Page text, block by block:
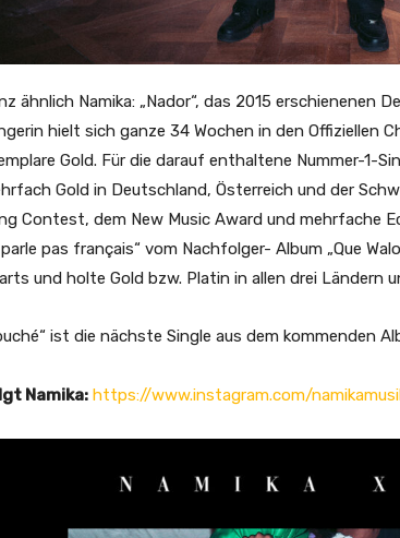
ähnlich Namika: „Nador“, das 2015 erschienenen
hielt sich ganze 34 Wochen in den Offiziellen
Gold. Für die darauf enthaltene Nummer-1-
Gold in Deutschland, Österreich und der
Contest, dem New Music Award und mehrfache
pas français“ vom Nachfolger- Album „Que
und holte Gold bzw. Platin in allen drei Ländern
ist die nächste Single aus dem kommenden
Namika: https://www.instagram.com/